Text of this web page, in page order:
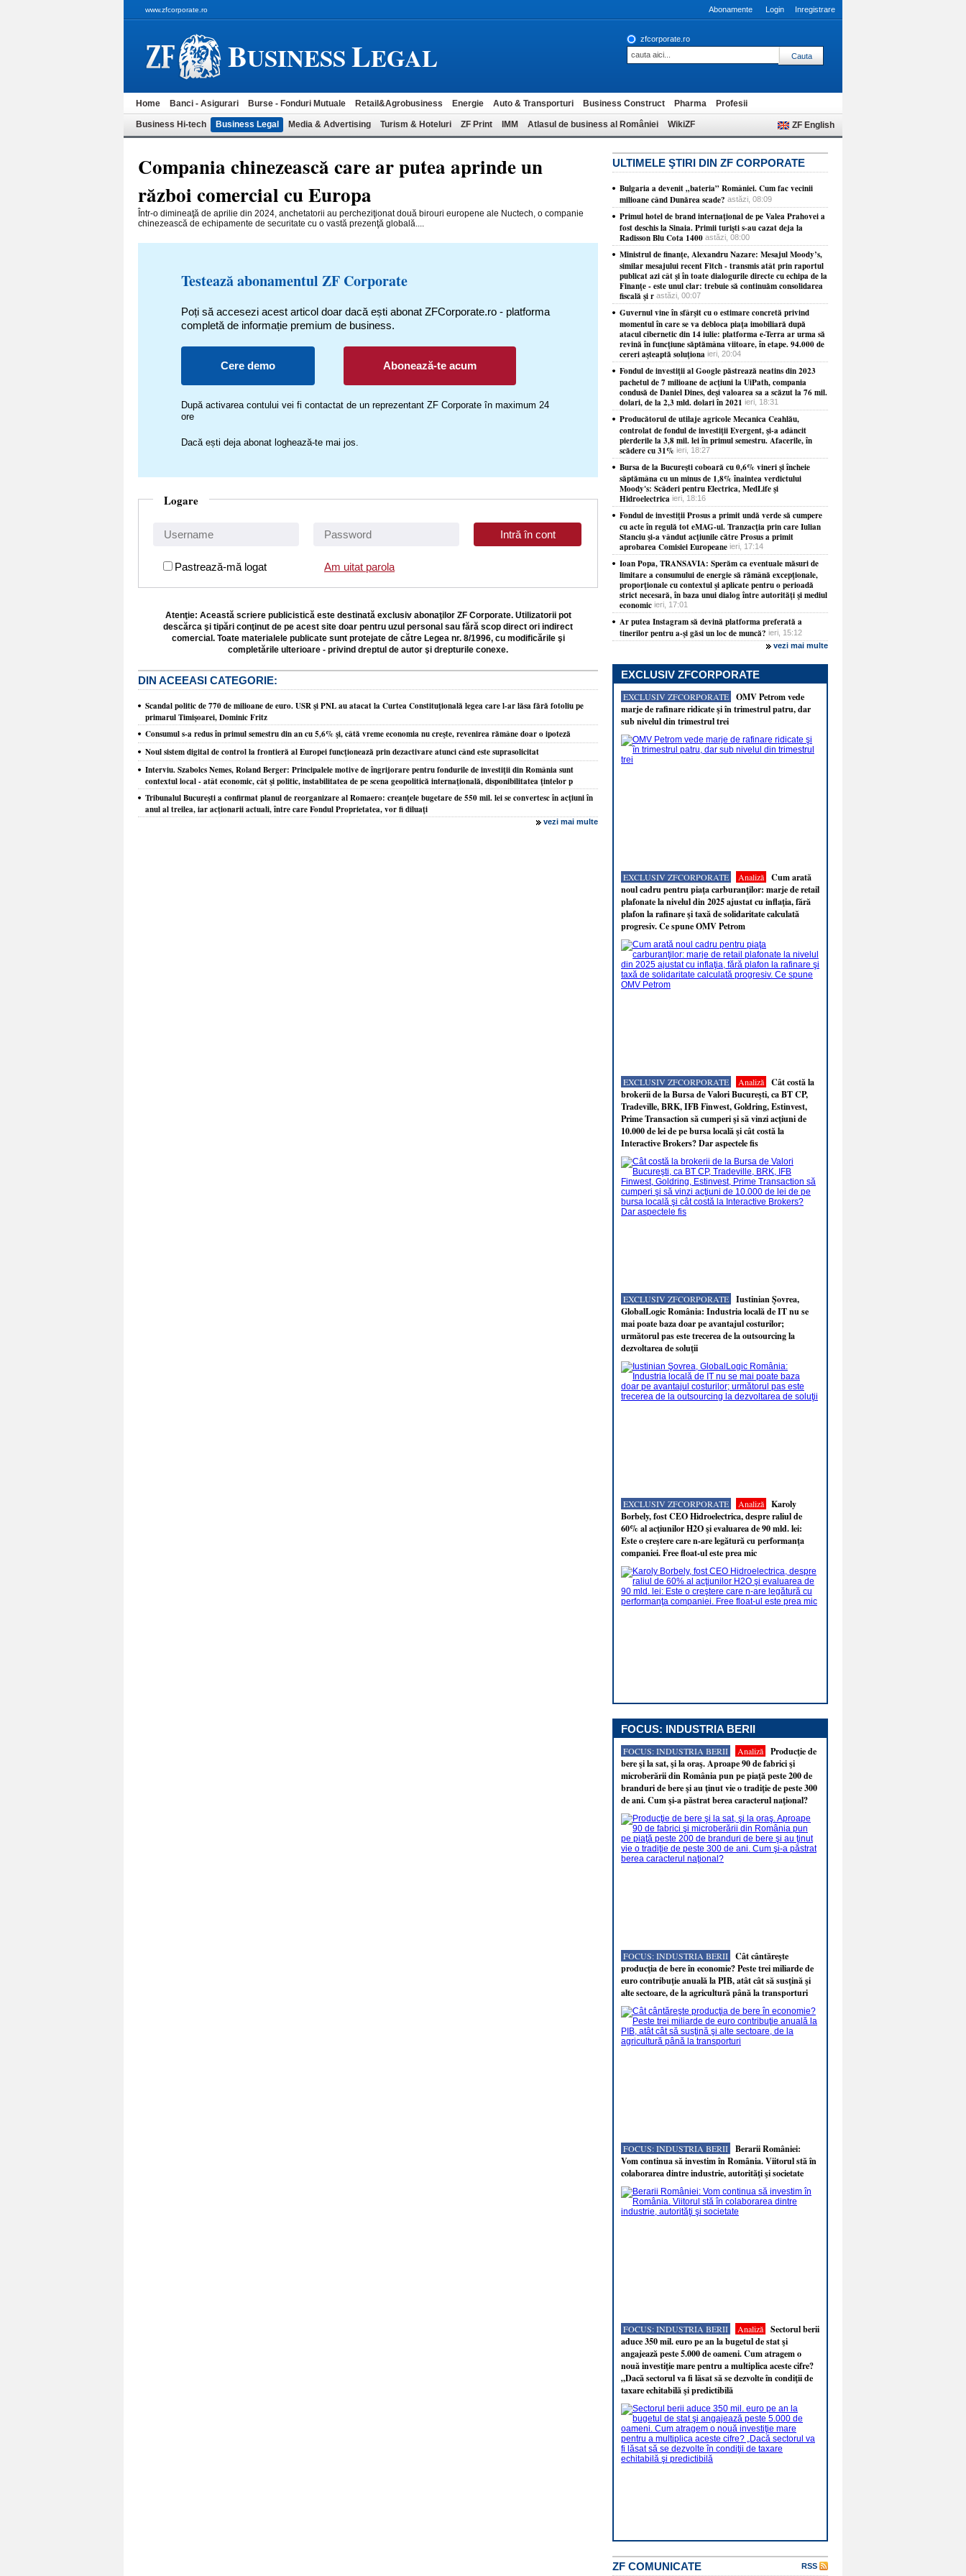
www.zfcorporate.ro Abonamente Login Inregistrare
BUSINESSLEGAL
zfcorporate.ro
Home Banci - Asigurari Burse - Fonduri Mutuale Retail&Agrobusiness Energie Auto & Transporturi Business Construct Pharma Profesii
Business Hi-tech Business Legal Media & Advertising Turism & Hoteluri ZF Print IMM Atlasul de business al României WikiZF ZF English
Compania chinezească care ar putea aprinde un
război comercial cu Europa
Într-o dimineaţă de aprilie din 2024, anchetatorii au percheziţionat două birouri europene ale Nuctech, o companie
chinezească de echipamente de securitate cu o vastă prezenţă globală....
Testează abonamentul ZF Corporate
Poți să accesezi acest articol doar dacă ești abonat ZFCorporate.ro - platforma
completă de informație premium de business.
Cere demo Abonează-te acum
După activarea contului vei fi contactat de un reprezentant ZF Corporate în maximum 24
ore
Dacă ești deja abonat loghează-te mai jos.
Logare
Pastrează-mă logat Am uitat parola
Atenţie: Această scriere publicistică este destinată exclusiv abonaţilor ZF Corporate. Utilizatorii pot
descărca şi tipări conţinut de pe acest site doar pentru uzul personal sau fără scop direct ori indirect
comercial. Toate materialele publicate sunt protejate de către Legea nr. 8/1996, cu modificările şi
completările ulterioare - privind dreptul de autor şi drepturile conexe.
DIN ACEEASI CATEGORIE:
Scandal politic de 770 de milioane de euro. USR şi PNL au atacat la Curtea Constituţională legea care l-ar lăsa fără fotoliu pe
primarul Timişoarei, Dominic Fritz
Consumul s-a redus în primul semestru din an cu 5,6% şi, câtă vreme economia nu creşte, revenirea rămâne doar o ipoteză
Noul sistem digital de control la frontieră al Europei funcţionează prin dezactivare atunci când este suprasolicitat
Interviu. Szabolcs Nemes, Roland Berger: Principalele motive de îngrijorare pentru fondurile de investiţii din România sunt
contextul local - atât economic, cât şi politic, instabilitatea de pe scena geopolitică internaţională, disponibilitatea ţintelor p
Tribunalul Bucureşti a confirmat planul de reorganizare al Romaero: creanţele bugetare de 550 mil. lei se convertesc în acţiuni în
anul al treilea, iar acţionarii actuali, între care Fondul Proprietatea, vor fi diluaţi
vezi mai multe
ULTIMELE ŞTIRI DIN ZF CORPORATE
Bulgaria a devenit „bateria” României. Cum fac vecinii
milioane când Dunărea scade? astăzi, 08:09
​Primul hotel de brand internaţional de pe Valea Prahovei a
fost deschis la Sinaia. Primii turişti s-au cazat deja la
Radisson Blu Cota 1400 astăzi, 08:00
Ministrul de finanţe, Alexandru Nazare: Mesajul Moody’s,
similar mesajului recent Fitch - transmis atât prin raportul
publicat azi cât şi în toate dialogurile directe cu echipa de la
Finanţe - este unul clar: trebuie să continuăm consolidarea
fiscală şi r astăzi, 00:07
Guvernul vine în sfârşit cu o estimare concretă privind
momentul în care se va debloca piaţa imobiliară după
atacul cibernetic din 14 iulie: platforma e-Terra ar urma să
revină în funcţiune săptămâna viitoare, în etape. 94.000 de
cereri aşteaptă soluţiona ieri, 20:04
Fondul de investiţii al Google păstrează neatins din 2023
pachetul de 7 milioane de acţiuni la UiPath, compania
condusă de Daniel Dines, deşi valoarea sa a scăzut la 76 mil.
dolari, de la 2,3 mld. dolari în 2021 ieri, 18:31
Producătorul de utilaje agricole Mecanica Ceahlău,
controlat de fondul de investiţii Evergent, şi-a adâncit
pierderile la 3,8 mil. lei în primul semestru. Afacerile, în
scădere cu 31% ieri, 18:27
Bursa de la Bucureşti coboară cu 0,6% vineri şi încheie
săptămâna cu un minus de 1,8% înaintea verdictului
Moody's: Scăderi pentru Electrica, MedLife şi
Hidroelectrica ieri, 18:16
Fondul de investiţii Prosus a primit undă verde să cumpere
cu acte în regulă tot eMAG-ul. Tranzacţia prin care Iulian
Stanciu şi-a vândut acţiunile către Prosus a primit
aprobarea Comisiei Europeane ieri, 17:14
Ioan Popa, TRANSAVIA: Sperăm ca eventuale măsuri de
limitare a consumului de energie să rămână excepţionale,
proporţionale cu contextul şi aplicate pentru o perioadă
strict necesară, în baza unui dialog între autorităţi şi mediul
economic ieri, 17:01
Ar putea Instagram să devină platforma preferată a
tinerilor pentru a-şi găsi un loc de muncă? ieri, 15:12
vezi mai multe
EXCLUSIV ZFCORPORATE
EXCLUSIV ZFCORPORATE
OMV Petrom vede
marje de rafinare ridicate şi în trimestrul patru, dar
sub nivelul din trimestrul trei
EXCLUSIV ZFCORPORATE Analiză
Cum arată
noul cadru pentru piaţa carburanţilor: marje de retail
plafonate la nivelul din 2025 ajustat cu inflaţia, fără
plafon la rafinare şi taxă de solidaritate calculată
progresiv. Ce spune OMV Petrom
EXCLUSIV ZFCORPORATE Analiză
Cât costă la
brokerii de la Bursa de Valori Bucureşti, ca BT CP,
Tradeville, BRK, IFB Finwest, Goldring, Estinvest,
Prime Transaction să cumperi şi să vinzi acţiuni de
10.000 de lei de pe bursa locală şi cât costă la
Interactive Brokers? Dar aspectele fis
EXCLUSIV ZFCORPORATE
Iustinian Şovrea,
GlobalLogic România: Industria locală de IT nu se
mai poate baza doar pe avantajul costurilor;
următorul pas este trecerea de la outsourcing la
dezvoltarea de soluţii
EXCLUSIV ZFCORPORATE Analiză
Karoly
Borbely, fost CEO Hidroelectrica, despre raliul de
60% al acţiunilor H2O şi evaluarea de 90 mld. lei:
Este o creştere care n-are legătură cu performanţa
companiei. Free float-ul este prea mic
FOCUS: INDUSTRIA BERII
FOCUS: INDUSTRIA BERII Analiză
Producţie de
bere şi la sat, şi la oraş. Aproape 90 de fabrici şi
microberării din România pun pe piaţă peste 200 de
branduri de bere şi au ţinut vie o tradiţie de peste 300
de ani. Cum şi-a păstrat berea caracterul naţional?
FOCUS: INDUSTRIA BERII
Cât cântăreşte
producţia de bere în economie? Peste trei miliarde de
euro contribuţie anuală la PIB, atât cât să susţină şi
alte sectoare, de la agricultură până la transporturi
FOCUS: INDUSTRIA BERII
Berarii României:
Vom continua să investim în România. Viitorul stă în
colaborarea dintre industrie, autorităţi şi societate
FOCUS: INDUSTRIA BERII Analiză
Sectorul berii
aduce 350 mil. euro pe an la bugetul de stat şi
angajează peste 5.000 de oameni. Cum atragem o
nouă investiţie mare pentru a multiplica aceste cifre?
„Dacă sectorul va fi lăsat să se dezvolte în condiţii de
taxare echitabilă şi predictibilă
ZF COMUNICATE RSS